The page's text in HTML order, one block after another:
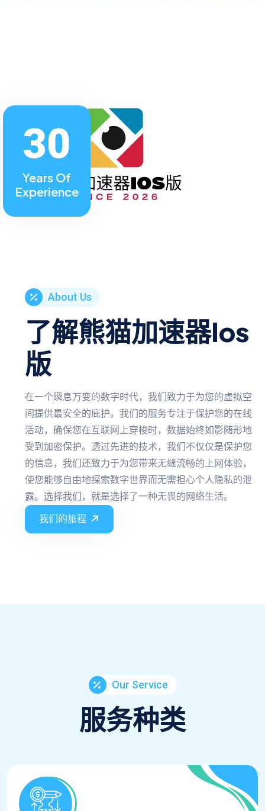
30
Years Of
Experience
About Us
了解熊猫加速器ios
版
在一个瞬息万变的数字时代，我们致力于为您的虚拟空
间提供最安全的庇护。我们的服务专注于保护您的在线
活动，确保您在互联网上穿梭时，数据始终如影随形地
受到加密保护。透过先进的技术，我们不仅仅是保护您
的信息，我们还致力于为您带来无缝流畅的上网体验，
使您能够自由地探索数字世界而无需担心个人隐私的泄
露。选择我们，就是选择了一种无畏的网络生活。
我们的旅程
Our Service
服务种类